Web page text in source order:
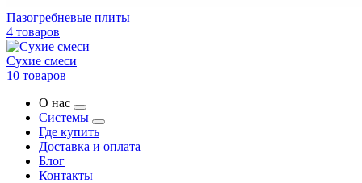
Пазогребневые плиты
4 товаров
Сухие смеси
10 товаров
О нас
Системы
Где купить
Доставка и оплата
Блог
Контакты